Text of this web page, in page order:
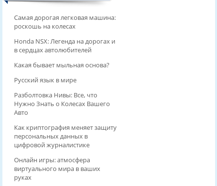
Самая дорогая легковая машина:
роскошь на колесах
Honda NSX: Легенда на дорогах и
в сердцах автолюбителей
Какая бывает мыльная основа?
Русский язык в мире
Разболтовка Нивы: Все, что
Нужно Знать о Колесах Вашего
Авто
Как криптография меняет защиту
персональных данных в
цифровой журналистике
Онлайн игры: атмосфера
виртуального мира в ваших
руках